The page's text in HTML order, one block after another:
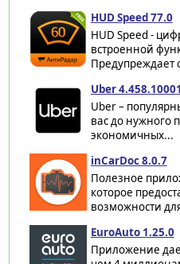
HUD Speed 77.0
HUD Speed -
встроенной
Предупреждает
Uber 4.458.10001
Uber –
вас до нужного
экономичных...
inCarDoc 8.0.7
Полезное
которое
возможности
EuroAuto 1.25.0
Приложение